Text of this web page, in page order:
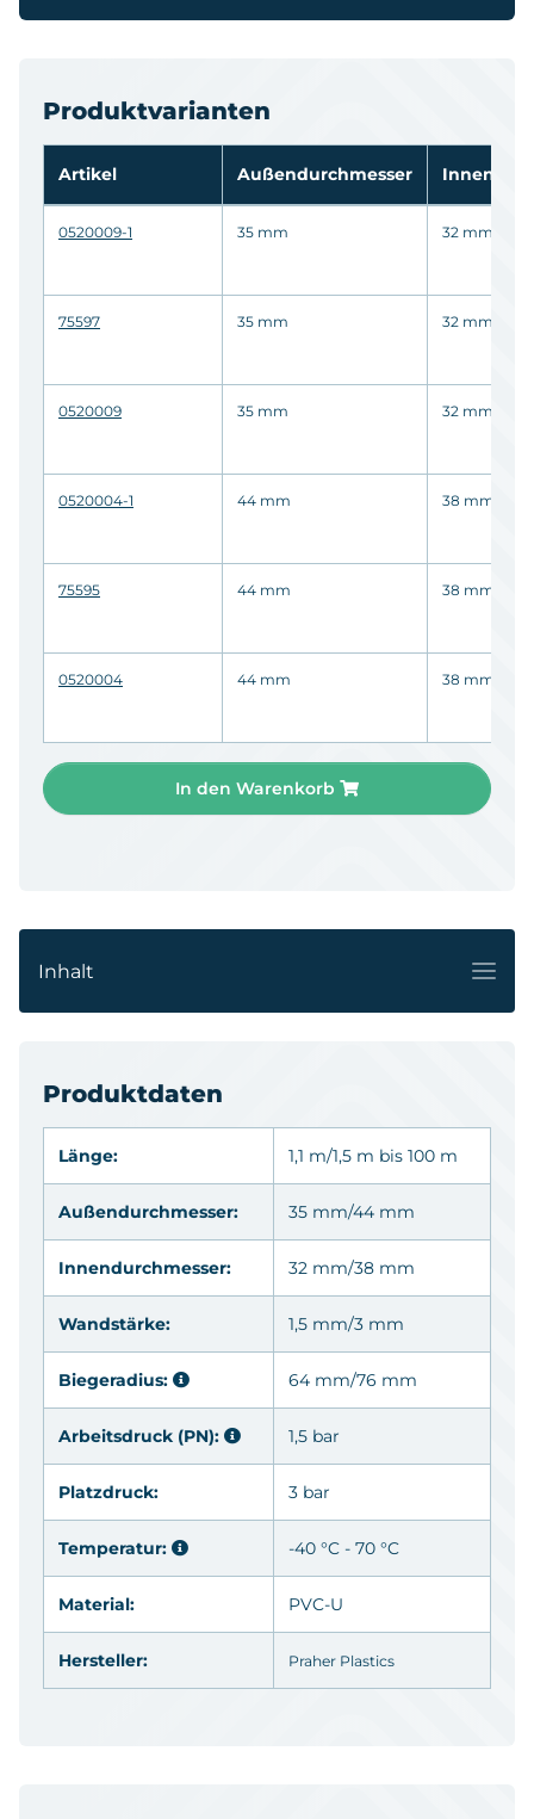
Produktvarianten
Artikel Außendurchmesser
0520009-1 35 mm 32 mm
75597 35 mm 32 mm
0520009 35 mm 32 mm
0520004-1 44 mm 38 mm
75595 44 mm 38 mm
0520004 44 mm 38 mm
In den Warenkorb
Inhalt
Produktdaten
Länge: 1,1 m/1,5 m bis 100 m
Außendurchmesser: 35 mm/44 mm
Innendurchmesser: 32 mm/38 mm
Wandstärke: 1,5 mm/3 mm
Biegeradius: 64 mm/76 mm
Arbeitsdruck (PN): 1,5 bar
Platzdruck: 3 bar
Temperatur: -40 °C - 70 °C
Material: PVC-U
Hersteller: Praher Plastics